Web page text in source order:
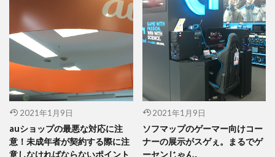
2021年1月9日
auショップの最悪な対応に注
意！未成年者が契約する際に注
意しなければならないポイント
2021年1月9日
ソフマップのゲーマー向けコー
ナーの展示がスゲぇ。まるでゲ
ーセンじゃん。